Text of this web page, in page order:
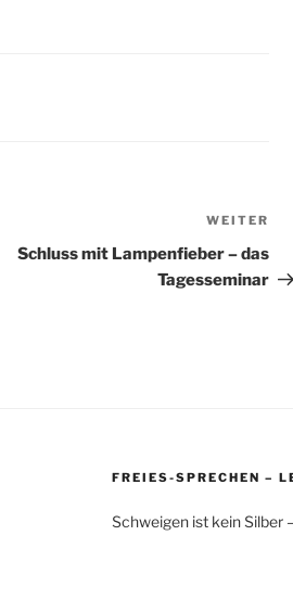
WEITER
Schluss mit Lampenfieber – das
Tagesseminar
FREIES-SPRECHEN –
Schweigen ist kein Silber